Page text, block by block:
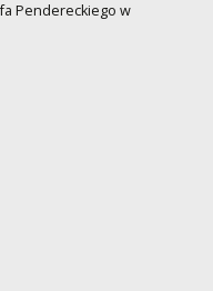
Pendereckiego w